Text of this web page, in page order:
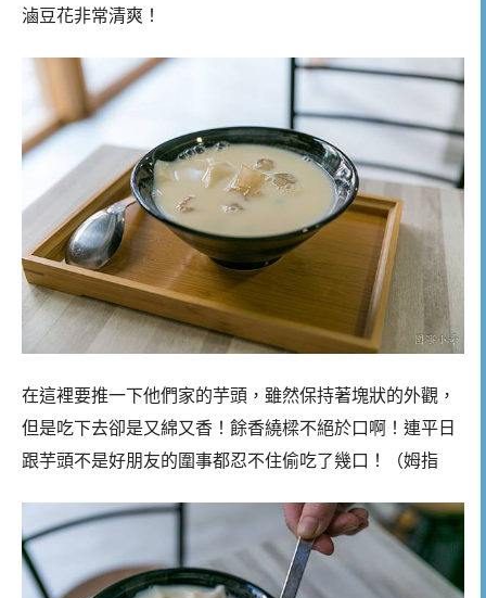
滷豆花非常清爽！
在這裡要推一下他們家的芋頭，雖然保持著塊狀的外觀，
但是吃下去卻是又綿又香！餘香繞樑不絕於口啊！連平日
跟芋頭不是好朋友的圍事都忍不住偷吃了幾口！（姆指